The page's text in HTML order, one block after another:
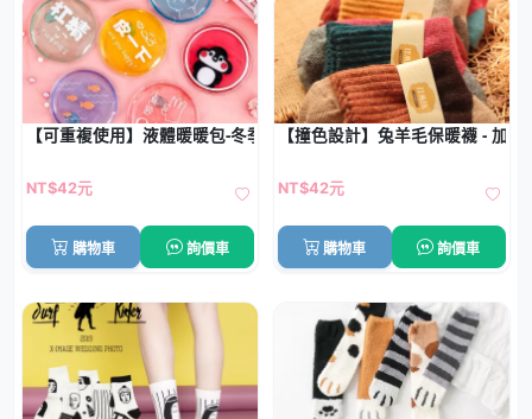
【可重複使用】液體暖暖包-冬季保暖神器
NT$42元
購物車 詢價車
【撞色設計】兔羊毛保暖襪 - 加厚
NT$42元
購物車 詢價車